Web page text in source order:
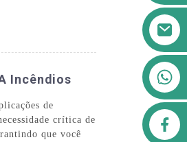
+8613911556761
airppb123@gmail.com
Incêndios
de
crítica de
que você